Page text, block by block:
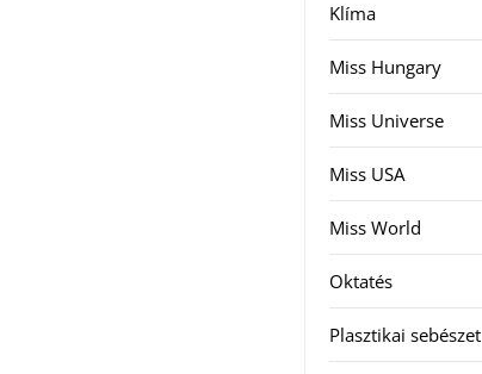
Klíma
Miss Hungary
Miss Universe
Miss USA
Miss World
Oktatés
Plasztikai sebészet